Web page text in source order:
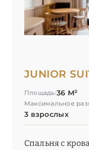
JUNIOR
Площадь:36 М²
Максимальное
3 взрослых
Спальня с